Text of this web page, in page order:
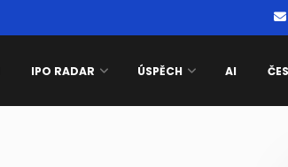
IPO RADAR ÚSPĚCH AI